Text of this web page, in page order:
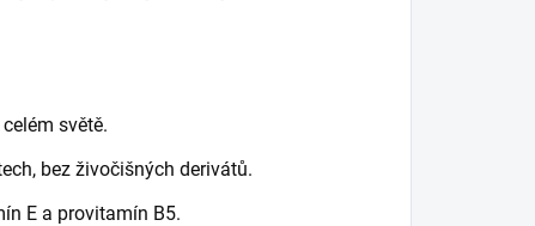
světě.
bez živočišných derivátů.
E a provitamín B5.